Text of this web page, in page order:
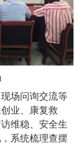
场问询交流等
业、康复救
维稳、安全生
系统梳理查摆